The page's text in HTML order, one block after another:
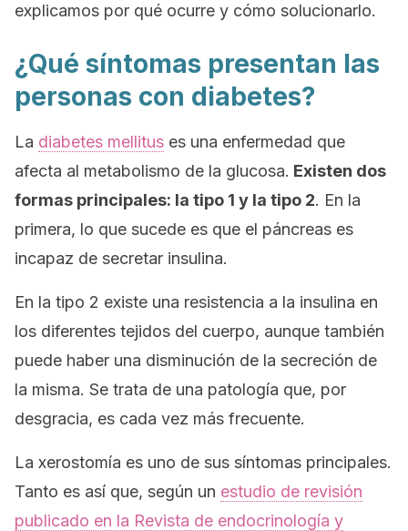
explicamos por qué ocurre y cómo solucionarlo.
¿Qué síntomas presentan las
personas con diabetes?
La diabetes mellitus es una enfermedad que
afecta al metabolismo de la glucosa. Existen dos
formas principales: la tipo 1 y la tipo 2. En la
primera, lo que sucede es que el páncreas es
incapaz de secretar insulina.
En la tipo 2 existe una resistencia a la insulina en
los diferentes tejidos del cuerpo, aunque también
puede haber una disminución de la secreción de
la misma. Se trata de una patología que, por
desgracia, es cada vez más frecuente.
La xerostomía es uno de sus síntomas principales.
Tanto es así que, según un estudio de revisión
publicado en la Revista de endocrinología y